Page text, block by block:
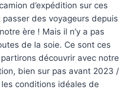
d’expédition sur ces
des voyageurs depuis
ère ! Mais il n’y a pas
de la soie. Ce sont ces
découvrir avec notre
bien sur pas avant 2023 /
conditions idéales de